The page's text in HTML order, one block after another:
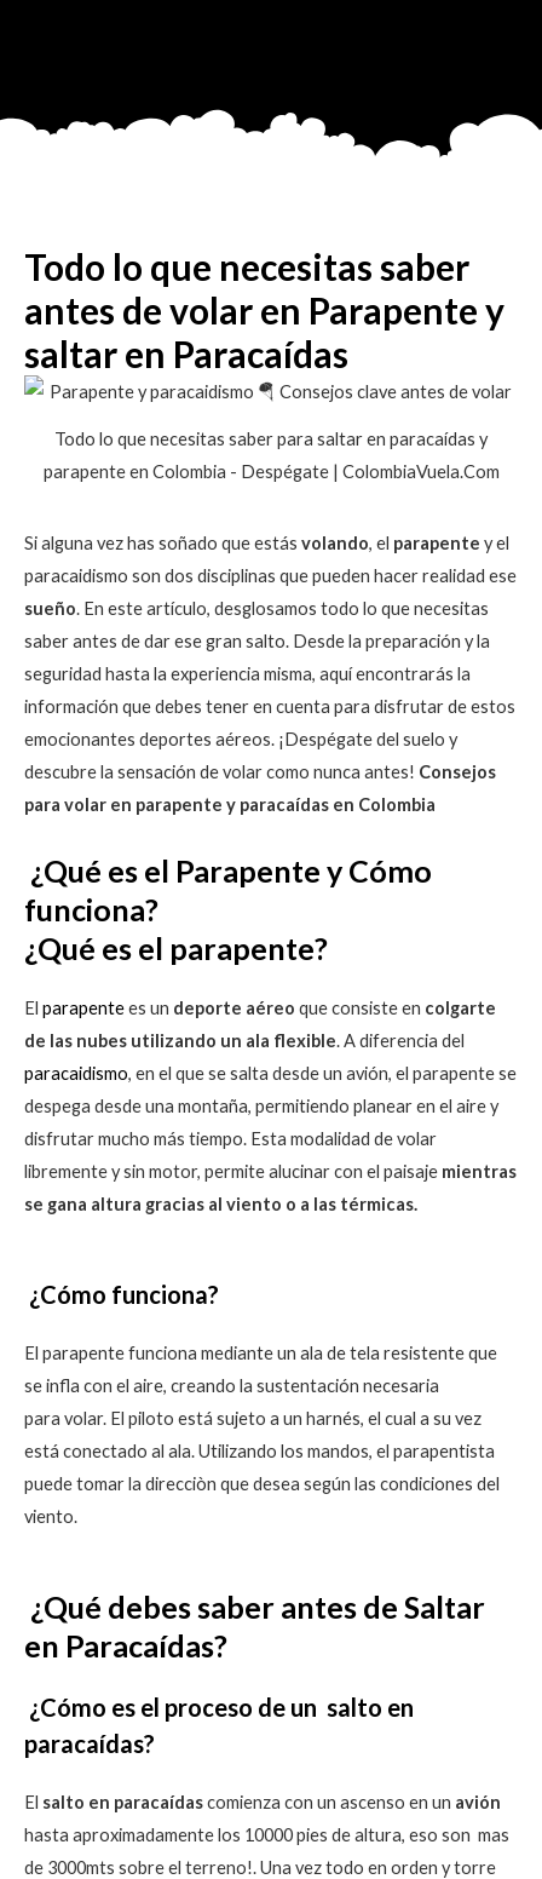
Todo lo que necesitas saber
antes de volar en Parapente y
saltar en Paracaídas
Todo lo que necesitas saber para saltar en paracaídas y
parapente en Colombia - Despégate | ColombiaVuela.Com
Si alguna vez has soñado que estás volando, el parapente y el
paracaidismo son dos disciplinas que pueden hacer realidad ese
sueño. En este artículo, desglosamos todo lo que necesitas
saber antes de dar ese gran salto. Desde la preparación y la
seguridad hasta la experiencia misma, aquí encontrarás la
información que debes tener en cuenta para disfrutar de estos
emocionantes deportes aéreos. ¡Despégate del suelo y
descubre la sensación de volar como nunca antes! Consejos
para volar en parapente y paracaídas en Colombia
¿Qué es el Parapente y Cómo
funciona?
¿Qué es el parapente?
El parapentees un deporte aéreo que consiste en colgarte
de las nubes utilizando un ala flexible. A diferencia del
paracaidismo, en el que se salta desde un avión, el parapente se
despega desde una montaña, permitiendo planear en el aire y
disfrutar mucho más tiempo. Esta modalidad de volar
libremente y sin motor, permite alucinar con el paisaje mientras
se gana altura gracias al viento o a las térmicas.
¿Cómo funciona?
El parapente funciona mediante un ala de tela resistente que
se infla con el aire, creando la sustentación necesaria
para volar. El piloto está sujeto a un harnés, el cual a su vez
está conectado al ala. Utilizando los mandos, el parapentista
puede tomar la direcciòn que desea según las condiciones del
viento.
¿Qué debes saber antes de Saltar
en Paracaídas?
¿Cómo es el proceso de un salto en
paracaídas?
El salto en paracaídascomienza con un ascenso en un avión
hasta aproximadamente los 10000 pies de altura, eso son mas
de 3000mts sobre el terreno!. Una vez todo en orden y torre